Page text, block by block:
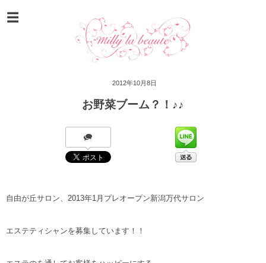
2012年10月8日
お野菜ブーム？！♪♪
自由が丘サロン、2013年1月プレオープン新潟万代サロン
エステティシャンを募集しています！！